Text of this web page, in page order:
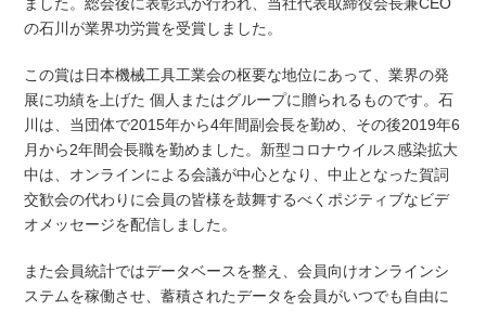
の石川が業界功労賞を受賞しました。
この賞は日本機械工具工業会の枢要な地位にあって、業界の発
展に功績を上げた 個人またはグループに贈られるものです。石
川は、当団体で2015年から4年間副会長を勤め、その後2019年6
月から2年間会長職を勤めました。新型コロナウイルス感染拡大
中は、オンラインによる会議が中心となり、中止となった賀詞
交歓会の代わりに会員の皆様を鼓舞するべくポジティブなビデ
オメッセージを配信しました。
また会員統計ではデータベースを整え、会員向けオンラインシ
ステムを稼働させ、蓄積されたデータを会員がいつでも自由に